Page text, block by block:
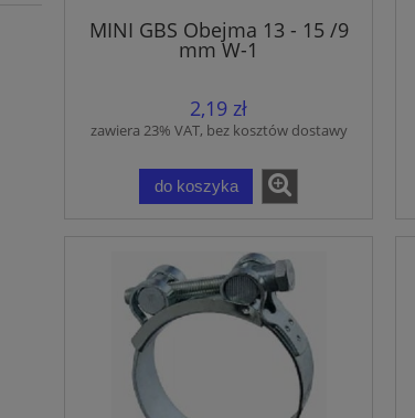
MINI GBS Obejma 13 - 15 /9
mm W-1
2,19 zł
zawiera 23% VAT, bez kosztów dostawy
do koszyka